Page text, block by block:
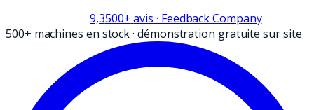
9,3500+avis · Feedback Company
500+ machines en stock·démonstration gratuite sur site